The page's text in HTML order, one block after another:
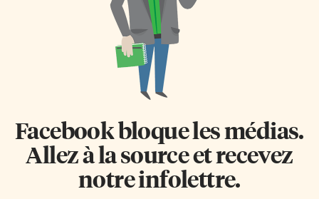
Facebook bloque les médias.
Allez à la source et recevez
notre infolettre.